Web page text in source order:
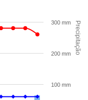
Precipitação
100 mm
200 mm
300 mm